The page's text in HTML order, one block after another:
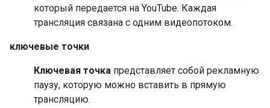
который передается на YouTube. Каждая
трансляция связана с одним видеопотоком.
ключевые точки
Ключевая точка представляет собой рекламную
паузу, которую можно вставить в прямую
трансляцию.